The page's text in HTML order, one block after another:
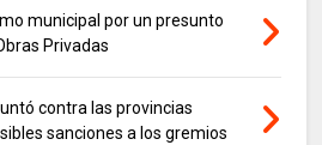
municipal por un presunto
Privadas
contra las provincias
sanciones a los gremios